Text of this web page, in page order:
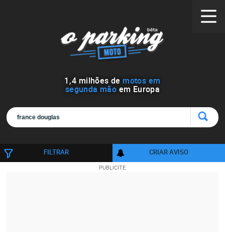
1 ,4 milhões de motos em
segunda mão em Europa
FILTRAR CRIAR AVISO